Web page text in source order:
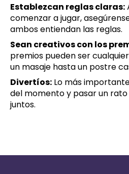
Establezcan reglas claras:
comenzar a jugar,
ambos entiendan las reglas.
Sean creativos con los
premios pueden ser
un masaje hasta un postre
Divertíos: Lo más
del momento y pasar un
juntos.